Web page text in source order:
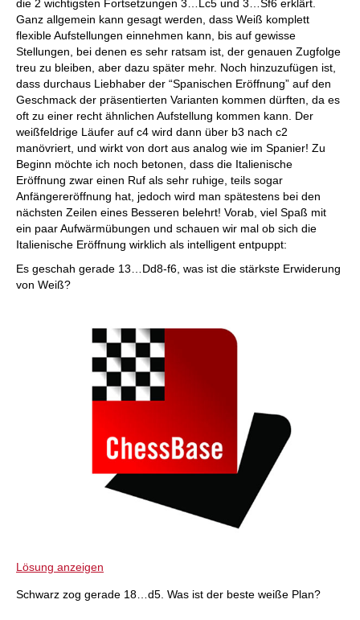
die 2 wichtigsten Fortsetzungen 3…Lc5 und 3…Sf6 erklärt.
Ganz allgemein kann gesagt werden, dass Weiß komplett
flexible Aufstellungen einnehmen kann, bis auf gewisse
Stellungen, bei denen es sehr ratsam ist, der genauen Zugfolge
treu zu bleiben, aber dazu später mehr. Noch hinzuzufügen ist,
dass durchaus Liebhaber der “Spanischen Eröffnung” auf den
Geschmack der präsentierten Varianten kommen dürften, da es
oft zu einer recht ähnlichen Aufstellung kommen kann. Der
weißfeldrige Läufer auf c4 wird dann über b3 nach c2
manövriert, und wirkt von dort aus analog wie im Spanier! Zu
Beginn möchte ich noch betonen, dass die Italienische
Eröffnung zwar einen Ruf als sehr ruhige, teils sogar
Anfängereröffnung hat, jedoch wird man spätestens bei den
nächsten Zeilen eines Besseren belehrt! Vorab, viel Spaß mit
ein paar Aufwärmübungen und schauen wir mal ob sich die
Italienische Eröffnung wirklich als intelligent entpuppt:
Es geschah gerade 13…Dd8-f6, was ist die stärkste Erwiderung
von Weiß?
Lösung anzeigen
Schwarz zog gerade 18…d5. Was ist der beste weiße Plan?